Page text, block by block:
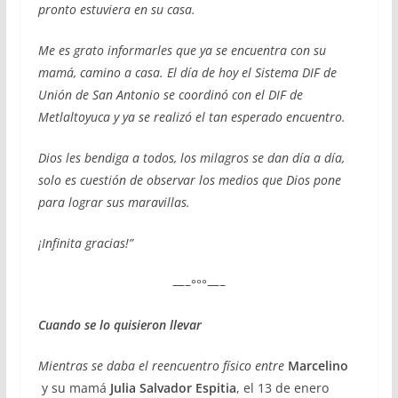
pronto estuviera en su casa.
Me es grato informarles que ya se encuentra con su
mamá, camino a casa. El día de hoy el Sistema DIF de
Unión de San Antonio se coordinó con el DIF de
Metlaltoyuca y ya se realizó el tan esperado encuentro.
Dios les bendiga a todos, los milagros se dan día a día,
solo es cuestión de observar los medios que Dios pone
para lograr sus maravillas.
¡Infinita gracias!”
—–°°°—–
Cuando se lo quisieron llevar
Mientras se daba el reencuentro físico entre Marcelino
y su mamá Julia Salvador Espitia, el 13 de enero